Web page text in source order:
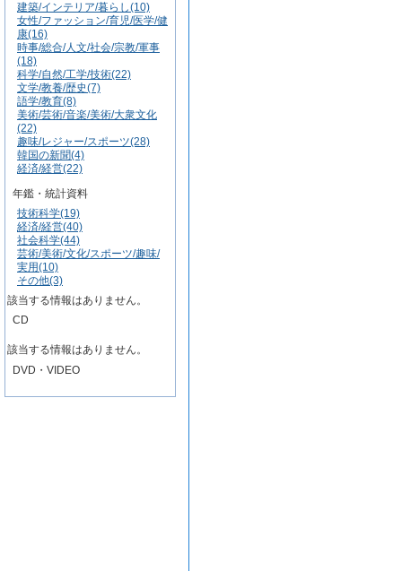
建築/インテリア/暮らし(10)
女性/ファッション/育児/医学/健
康(16)
時事/総合/人文/社会/宗教/軍事
(18)
科学/自然/工学/技術(22)
文学/教養/歴史(7)
語学/教育(8)
美術/芸術/音楽/美術/大衆文化
(22)
趣味/レジャー/スポーツ(28)
韓国の新聞(4)
経済/経営(22)
年鑑・統計資料
技術科学(19)
経済/経営(40)
社会科学(44)
芸術/美術/文化/スポーツ/趣味/
実用(10)
その他(3)
該当する情報はありません。
CD
該当する情報はありません。
DVD・VIDEO